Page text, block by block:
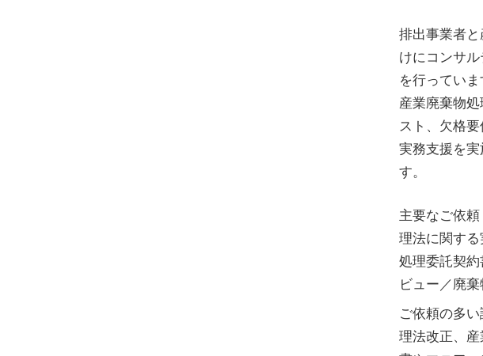
排出事業者
けにコンサ
を行っていま
産業廃棄物
スト、欠格
実務支援を
す。
主要なご依
理法に関す
処理委託契
ビュー／廃
ご依頼の多
理法改正、